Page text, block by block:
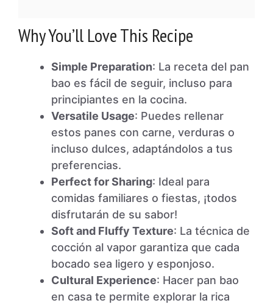
Why You’ll Love This Recipe
Simple Preparation: La receta del pan
bao es fácil de seguir, incluso para
principiantes en la cocina.
Versatile Usage: Puedes rellenar
estos panes con carne, verduras o
incluso dulces, adaptándolos a tus
preferencias.
Perfect for Sharing: Ideal para
comidas familiares o fiestas, ¡todos
disfrutarán de su sabor!
Soft and Fluffy Texture: La técnica de
cocción al vapor garantiza que cada
bocado sea ligero y esponjoso.
Cultural Experience: Hacer pan bao
en casa te permite explorar la rica